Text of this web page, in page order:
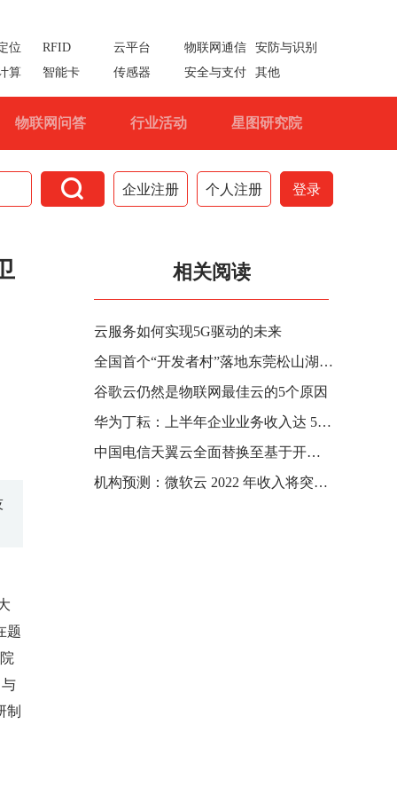
位 RFID 云平台 物联网通信
安防与识别
算
智能卡 传感器 安全与支付 其他
物联网问答 行业活动 星图研究院
 企业注册 个人注册 登录
题
制
相关阅读
云服务如何实现5G驱动的未来
全国首个“开发者村”落地东莞松山湖科学城：依托华为云、鸿蒙等技术联接企业
谷歌云仍然是物联网最佳云的5个原因
华为丁耘：上半年企业业务收入达 547 亿元，增长27.6％
中国电信天翼云全面替换至基于开源欧拉的 CTyunOS，累计上线 3 万套
机构预测：微软云 2022 年收入将突破 1000 亿美元